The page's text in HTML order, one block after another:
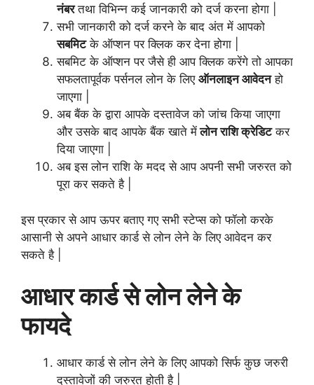
नंबरतथा विभिन्न कई जानकारी को दर्ज करना होगा |
सभी जानकारी को दर्ज करने के बाद अंत में आपको
सबमिटके ऑप्शन पर क्लिक कर देना होगा |
सबमिट के ऑप्शन पर जैसे ही आप क्लिक करेंगे तो आपका
सफलतापूर्वक पर्सनल लोन के लिए ऑनलाइन आवेदनहो
जाएगा |
अब बैंक के द्वारा आपके दस्तावेज को जांच किया जाएगा
और उसके बाद आपके बैंक खाते मेंलोन राशि क्रेडिटकर
दिया जाएगा |
अब इस लोन राशि के मदद से आप अपनी सभी जरुरत को
पूरा कर सकते है |
इस प्रकार से आप ऊपर बताए गए सभी स्टेप्स को फॉलो करके
आसानी से अपने आधार कार्ड से लोन लेने के लिए आवेदन कर
सकते है |
आधार कार्ड से लोन लेने के
फायदे
आधार कार्ड से लोन लेने के लिए आपको सिर्फ कुछ जरुरी
दस्तावेजों की जरुरत होती है |